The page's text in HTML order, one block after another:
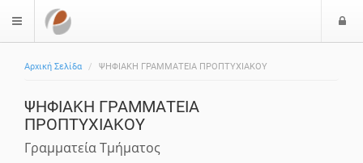
$langMenu
Αρχική Σελίδα ΨΗΦΙΑΚΗ ΓΡΑΜΜΑΤΕΙΑ ΠΡΟΠΤΥΧΙΑΚΟΥ
ΨΗΦΙΑΚΗ ΓΡΑΜΜΑΤΕΙΑ
ΠΡΟΠΤΥΧΙΑΚΟΥ
Γραμματεία Τμήματος